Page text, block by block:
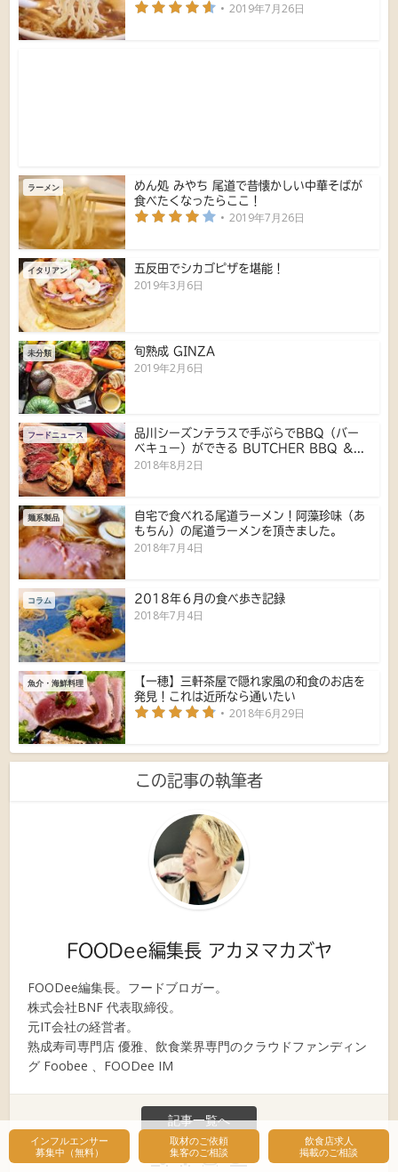
2019年7月26日
ラーメン
めん処 みやち 尾道で昔懐かしい中華そばが
食べたくなったらここ！
2019年7月26日
イタリアン 五反田でシカゴピザを堪能！
2019年3月6日
未分類 旬熟成 GINZA
2019年2月6日
フードニュース
品川シーズンテラスで手ぶらでBBQ（バー
ベキュー）ができる BUTCHER BBQ ＆...
2018年8月2日
麺系製品
自宅で食べれる尾道ラーメン！阿藻珍味（あ
もちん）の尾道ラーメンを頂きました。
2018年7月4日
コラム 2018年６月の食べ歩き記録
2018年7月4日
魚介・海鮮料理
【一穂】三軒茶屋で隠れ家風の和食のお店を
発見！これは近所なら通いたい
2018年6月29日
この記事の執筆者
FOODee編集長 アカヌマカズヤ
FOODee編集長。フードブロガー。
株式会社BNF 代表取締役。
元IT会社の経営者。
熟成寿司専門店 優雅、飲食業界専門のクラウドファンディン
グ Foobee 、FOODee IM
記事一覧へ
インフルエンサー
募集中（無料）
取材のご依頼
集客のご相談
飲食店求人
掲載のご相談